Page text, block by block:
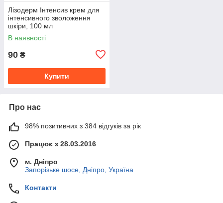
Лізодерм Інтенсив крем для
інтенсивного зволоження
шкіри, 100 мл
В наявності
90 ₴
Купити
Про нас
98% позитивних з 384 відгуків за рік
Працює з 28.03.2016
м. Дніпро
Запорізьке шосе, Дніпро, Україна
Контакти